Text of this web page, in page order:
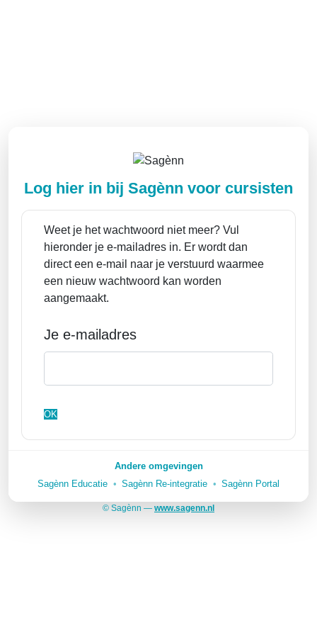
Log hier in bij Sagènn voor cursisten
Weet je het wachtwoord niet meer? Vul
hieronder je e-mailadres in. Er wordt dan
direct een e-mail naar je verstuurd waarmee
een nieuw wachtwoord kan worden
aangemaakt.
Je e-mailadres
OK
Andere omgevingen
Sagènn Educatie
Sagènn Re-integratie Sagènn Portal
© Sagènn — www.sagenn.nl